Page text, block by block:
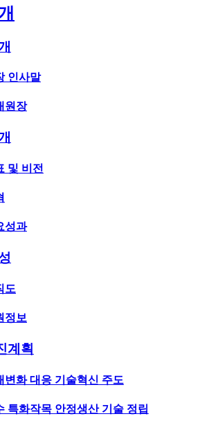
인사말
원장
및 비전
성과
도
정보
계획
변화 대응 기술혁신 주도
특화작목 안정생산 기술 정립